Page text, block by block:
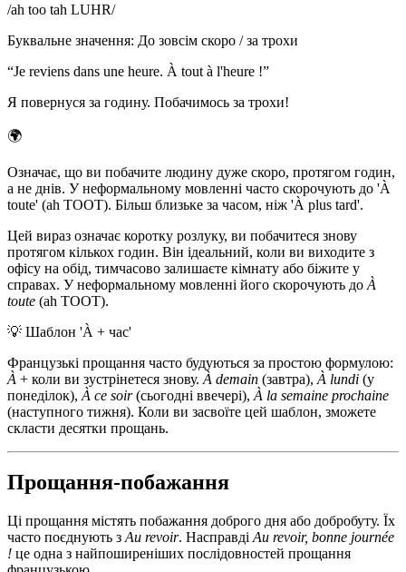
/ah too tah LUHR/
Буквальне значення: До зовсім скоро / за трохи
“Je reviens dans une heure. À tout à l'heure !”
Я повернуся за годину. Побачимось за трохи!
🌍
Означає, що ви побачите людину дуже скоро, протягом годин,
а не днів. У неформальному мовленні часто скорочують до 'À
toute' (ah TOOT). Більш близьке за часом, ніж 'À plus tard'.
Цей вираз означає коротку розлуку, ви побачитеся знову
протягом кількох годин. Він ідеальний, коли ви виходите з
офісу на обід, тимчасово залишаєте кімнату або біжите у
справах. У неформальному мовленні його скорочують до À
toute (ah TOOT).
💡 Шаблон 'À + час'
Французькі прощання часто будуються за простою формулою:
À + коли ви зустрінетеся знову. À demain (завтра), À lundi (у
понеділок), À ce soir(сьогодні ввечері), À la semaine prochaine
(наступного тижня). Коли ви засвоїте цей шаблон, зможете
скласти десятки прощань.
Прощання-побажання
Ці прощання містять побажання доброго дня або добробуту. Їх
часто поєднують з Au revoir. Насправді Au revoir, bonne journée
! це одна з найпоширеніших послідовностей прощання